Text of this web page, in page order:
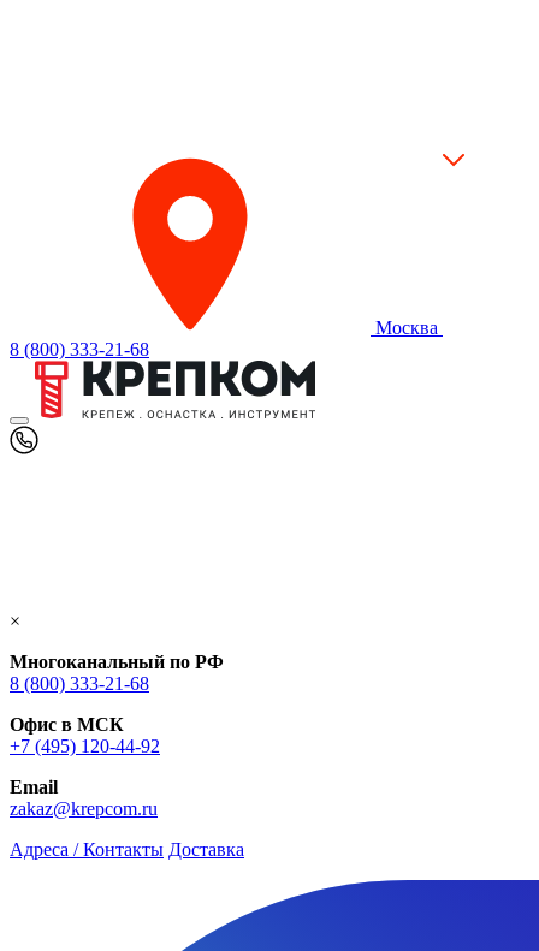
Москва
8 (800) 333-21-68
×
Многоканальный по РФ
8 (800) 333‑21-68
Офис в МСК
+7 (495) 120-44-92
Email
zakaz@krepcom.ru
Адреса / Контакты Доставка